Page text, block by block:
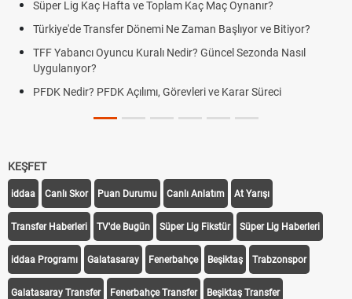
Süper Lig Kaç Hafta ve Toplam Kaç Maç Oynanır?
Türkiye'de Transfer Dönemi Ne Zaman Başlıyor ve Bitiyor?
TFF Yabancı Oyuncu Kuralı Nedir? Güncel Sezonda Nasıl
Uygulanıyor?
PFDK Nedir? PFDK Açılımı, Görevleri ve Karar Süreci
KEŞFET
iddaa Canlı Skor Puan Durumu Canlı Anlatım At Yarışı
Transfer Haberleri TV'de Bugün Süper Lig Fikstür Süper Lig Haberleri
iddaa Programı Galatasaray Fenerbahçe Beşiktaş Trabzonspor
Galatasaray Transfer Fenerbahçe Transfer Beşiktaş Transfer